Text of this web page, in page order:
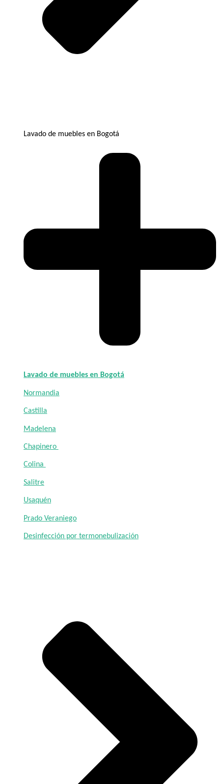
Lavado de muebles en Bogotá
Lavado de muebles en Bogotá
Normandia
Castilla
Madelena
Chapinero
Colina
Salitre
Usaquén
Prado Veraniego
Desinfección por termonebulización